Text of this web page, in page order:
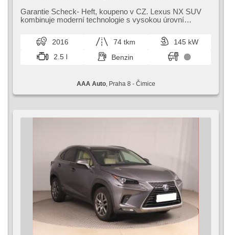
Zentralverriegelung, Bordcomputer, El. Klappspiegel,
Elektronisches Stabilitätsprogramm (ESP),
Ledersitze, Scheibenwischersensor, starten per Taste,
Reifendrucksensor, USB, Automatikgetriebe, Antrieb 4x4
Garantie Scheck​- Heft,​ koupeno v CZ. Lexus NX SUV
kombinuje moderní technologie s vysokou úrovní
2016 74 tkm
145 kW
2.5 l
Benzin
AAA Auto, Praha 8 - Čimice